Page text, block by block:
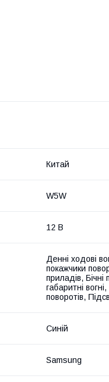
Китай
W5W
12 В
Денні ходові
покажчики
приладів,
габаритні
поворотів,
Синій
Samsung